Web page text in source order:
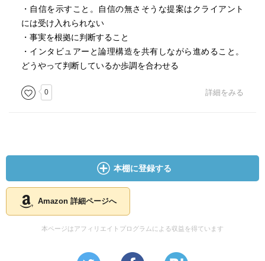
・自信を示すこと。自信の無さそうな提案はクライアント
には受け入れられない
・事実を根拠に判断すること
・インタビュアーと論理構造を共有しながら進めること。
どうやって判断しているか歩調を合わせる
0 詳細をみる
本棚に登録する
Amazon 詳細ページへ
本ページはアフィリエイトプログラムによる収益を得ています